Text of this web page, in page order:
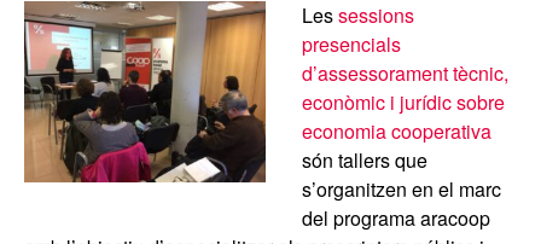
Lessessions
presencials
d’assessorament tècnic,
econòmic i jurídic sobre
economia cooperativa
són tallers que
s’organitzen en el marc
del programa aracoop